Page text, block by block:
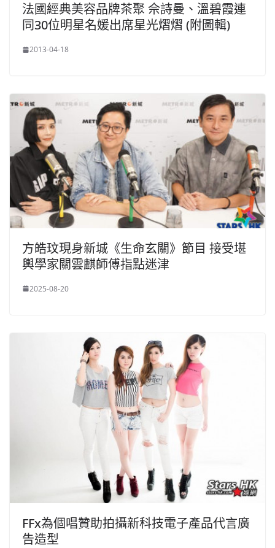
法國經典美容品牌茶聚 佘詩曼、溫碧霞連
同30位明星名媛出席星光熠熠 (附圖輯)
2013-04-18
方皓玟現身新城《生命玄關》節目 接受堪
輿學家關雲麒師傅指點迷津
2025-08-20
FFx為個唱贊助拍攝新科技電子產品代言廣
告造型